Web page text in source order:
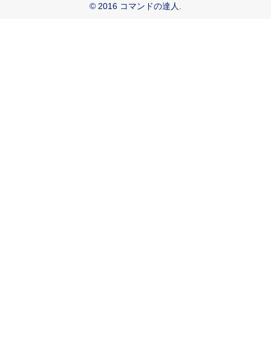
© 2016 コマンドの達人.